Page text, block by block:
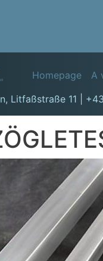
Homepage A
Litfaßstraße 11